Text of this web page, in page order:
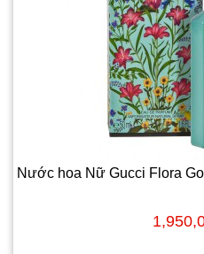
Nước hoa Nữ Gucci Flora